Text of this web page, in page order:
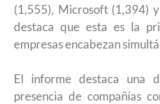
(1,555), Microsoft (1,394) y
destaca que esta es la
empresas encabezan
El informe destaca una
presencia de compañías